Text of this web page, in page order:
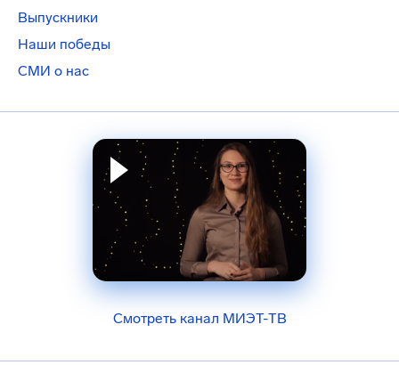
Выпускники
Наши победы
СМИ о нас
Смотреть канал МИЭТ-ТВ